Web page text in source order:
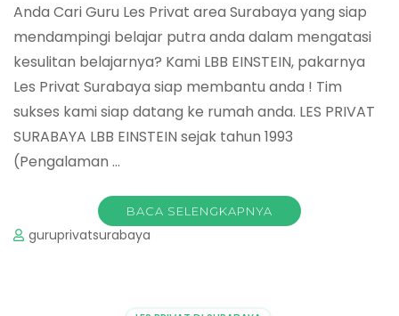
Anda Cari Guru Les Privat area Surabaya yang siap
mendampingi belajar putra anda dalam mengatasi
kesulitan belajarnya? Kami LBB EINSTEIN, pakarnya
Les Privat Surabaya siap membantu anda ! Tim
sukses kami siap datang ke rumah anda. LES PRIVAT
SURABAYA LBB EINSTEIN sejak tahun 1993
(Pengalaman …
BACA SELENGKAPNYA
guruprivatsurabaya